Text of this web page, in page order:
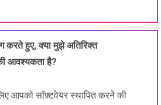
हुए, क्या मुझे अतिरिक्त
आवश्यकता है?
आपको सॉफ़्टवेयर स्थापित करने की